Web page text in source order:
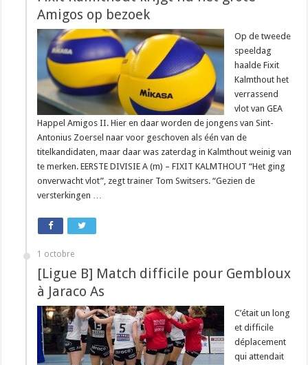
Amigos op bezoek
Op de tweede
speeldag
haalde Fixit
Kalmthout het
verrassend
vlot van GEA
Happel Amigos II. Hier en daar worden de jongens van Sint-
Antonius Zoersel naar voor geschoven als één van de
titelkandidaten, maar daar was zaterdag in Kalmthout weinig van
te merken. EERSTE DIVISIE A (m) – FIXIT KALMTHOUT “Het ging
onverwacht vlot”, zegt trainer Tom Switsers. “Gezien de
versterkingen …
1 octobre
[Ligue B] Match difficile pour Gembloux
à Jaraco As
C’était un long
et difficile
déplacement
qui attendait